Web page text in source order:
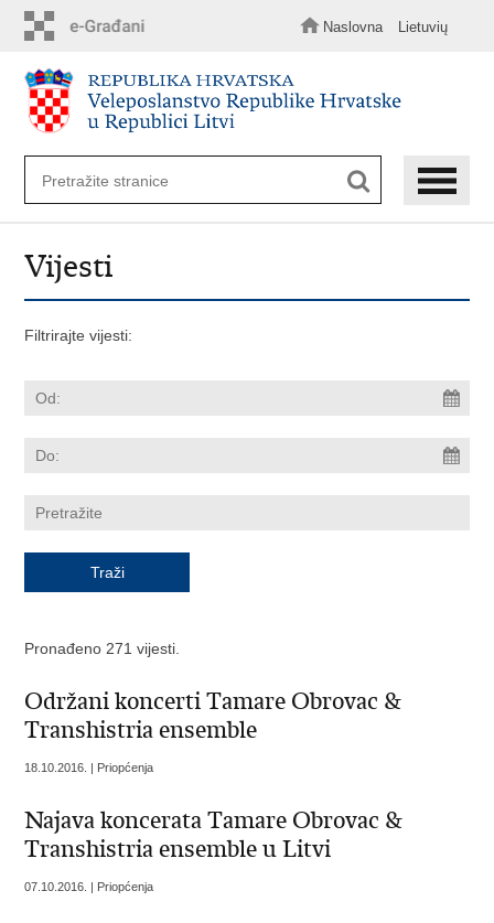
sadržaj
Naslovna Lietuvių
Vijesti
Filtrirajte vijesti:
Pronađeno 271 vijesti.
Održani koncerti Tamare Obrovac &
Transhistria ensemble
18.10.2016. | Priopćenja
Najava koncerata Tamare Obrovac &
Transhistria ensemble u Litvi
07.10.2016. | Priopćenja